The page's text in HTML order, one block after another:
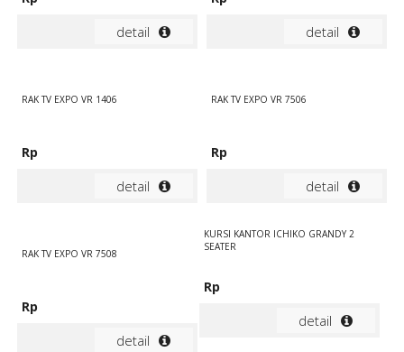
detail detail
RAK TV EXPO VR 1406
Rp
detail
RAK TV EXPO VR 7506
Rp
detail
RAK TV EXPO VR 7508
Rp
detail
KURSI KANTOR ICHIKO GRANDY 2
SEATER
Rp
detail